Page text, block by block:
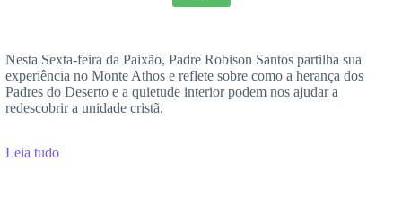
Nesta Sexta-feira da Paixão, Padre Robison Santos partilha sua
experiência no Monte Athos e reflete sobre como a herança dos
Padres do Deserto e a quietude interior podem nos ajudar a
redescobrir a unidade cristã.
Leia tudo